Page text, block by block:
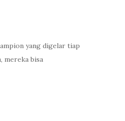
yang digelar tiap
mereka bisa